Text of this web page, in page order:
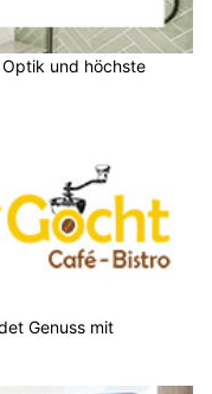
und höchste
Genuss mit